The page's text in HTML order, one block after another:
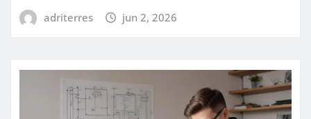
adriterres jun 2, 2026